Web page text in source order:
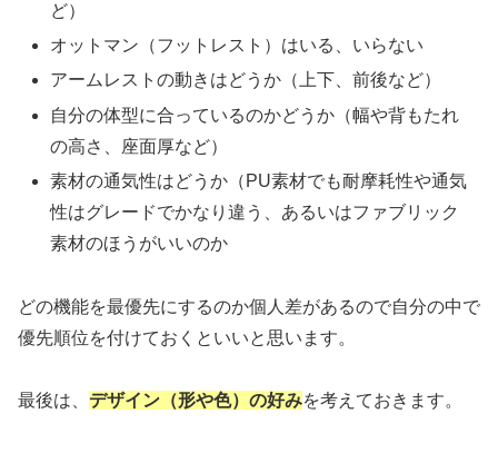
ど）
オットマン（フットレスト）はいる、いらない
アームレストの動きはどうか（上下、前後など）
自分の体型に合っているのかどうか（幅や背もたれ
の高さ、座面厚など）
素材の通気性はどうか（PU素材でも耐摩耗性や通気
性はグレードでかなり違う、あるいはファブリック
素材のほうがいいのか
どの機能を最優先にするのか個人差があるので自分の中で
優先順位を付けておくといいと思います。
最後は、 デザイン（形や色）の好みを考えておきます。